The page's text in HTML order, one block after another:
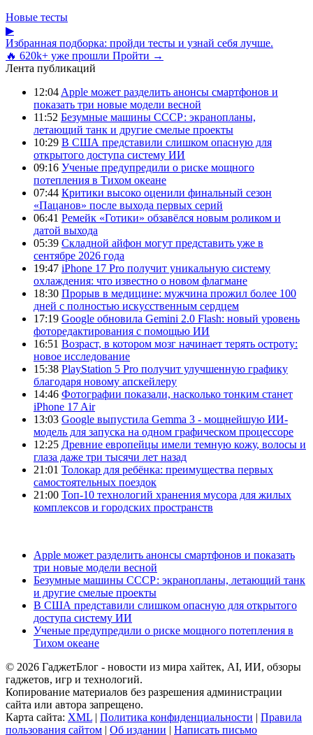
Новые тесты
▶
Избранная подборка: пройди тесты и узнай себя лучше.
🔥 620k+ уже прошли Пройти →
Лента публикаций
12:04 Apple может разделить анонсы смартфонов и
показать три новые модели весной
11:52 Безумные машины СССР: экранопланы,
летающий танк и другие смелые проекты
10:29 В США представили слишком опасную для
открытого доступа систему ИИ
09:16 Ученые предупредили о риске мощного
потепления в Тихом океане
07:44 Критики высоко оценили финальный сезон
«Пацанов» после выхода первых серий
06:41 Ремейк «Готики» обзавёлся новым роликом и
датой выхода
05:39 Складной айфон могут представить уже в
сентябре 2026 года
19:47 iPhone 17 Pro получит уникальную систему
охлаждения: что известно о новом флагмане
18:30 Прорыв в медицине: мужчина прожил более 100
дней с полностью искусственным сердцем
17:19 Google обновила Gemini 2.0 Flash: новый уровень
фоторедактирования с помощью ИИ
16:51 Возраст, в котором мозг начинает терять остроту:
новое исследование
15:38 PlayStation 5 Pro получит улучшенную графику
благодаря новому апскейлеру
14:46 Фотографии показали, насколько тонким станет
iPhone 17 Air
13:03 Google выпустила Gemma 3 - мощнейшую ИИ-
модель для запуска на одном графическом процессоре
12:25 Древние европейцы имели темную кожу, волосы и
глаза даже три тысячи лет назад
21:01 Толокар для ребёнка: преимущества первых
самостоятельных поездок
21:00 Топ-10 технологий хранения мусора для жилых
комплексов и городских пространств
Apple может разделить анонсы смартфонов и показать
три новые модели весной
Безумные машины СССР: экранопланы, летающий танк
и другие смелые проекты
В США представили слишком опасную для открытого
доступа систему ИИ
Ученые предупредили о риске мощного потепления в
Тихом океане
© 2026 ГаджетБлог - новости из мира хайтек, AI, ИИ, обзоры
гаджетов, игр и технологий.
Копирование материалов без разрешения администрации
сайта или автора запрещено.
Карта сайта: XML | Политика конфиденциальности | Правила
пользования сайтом | Об издании | Написать письмо